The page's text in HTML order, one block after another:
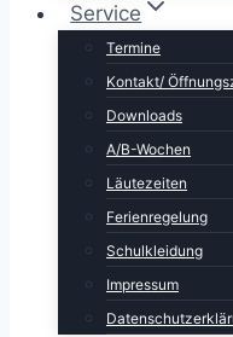
Service
Termine
Kontakt/
Downloads
A/B-Wochen
Läutezeiten
Ferienregelung
Schulkleidung
Impressum